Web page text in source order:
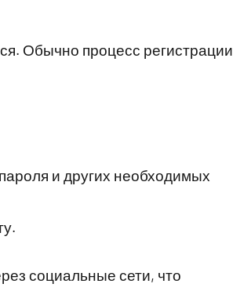
Обычно процесс регистрации
и других необходимых
социальные сети, что